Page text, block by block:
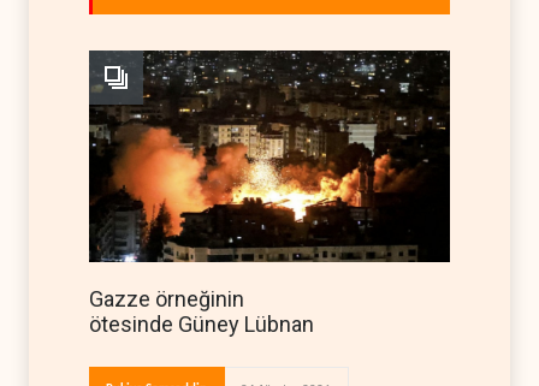
Gazze örneğinin
ötesinde Güney Lübnan